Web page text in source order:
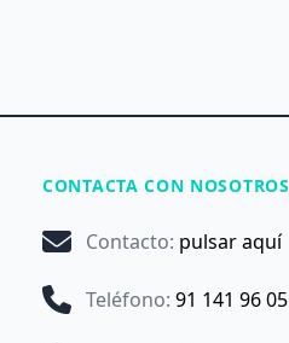
CONTACTA CON NOSOTROS
Contacto: pulsar aquí
Teléfono: 91 141 96 05